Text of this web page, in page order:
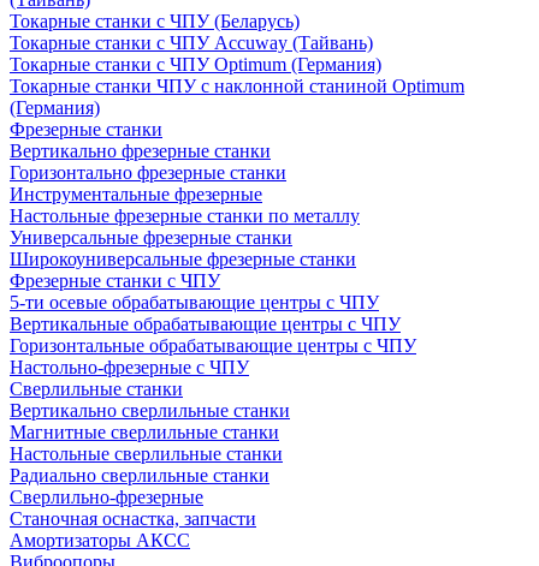
Токарные станки с ЧПУ (Беларусь)
Токарные станки с ЧПУ Accuway (Тайвань)
Токарные станки с ЧПУ Optimum (Германия)
Токарные станки ЧПУ с наклонной станиной Optimum
(Германия)
Фрезерные станки
Вертикально фрезерные станки
Горизонтально фрезерные станки
Инструментальные фрезерные
Настольные фрезерные станки по металлу
Универсальные фрезерные станки
Широкоуниверсальные фрезерные станки
Фрезерные станки с ЧПУ
5-ти осевые обрабатывающие центры с ЧПУ
Вертикальные обрабатывающие центры с ЧПУ
Горизонтальные обрабатывающие центры с ЧПУ
Настольно-фрезерные с ЧПУ
Сверлильные станки
Вертикально сверлильные станки
Магнитные сверлильные станки
Настольные сверлильные станки
Радиально сверлильные станки
Сверлильно-фрезерные
Станочная оснастка, запчасти
Амортизаторы АКСС
Виброопоры